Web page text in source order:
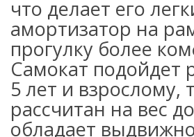
что делает его
амортизатор на
прогулку более
Самокат подойдет
5 лет и взрослому,
рассчитан на вес
обладает